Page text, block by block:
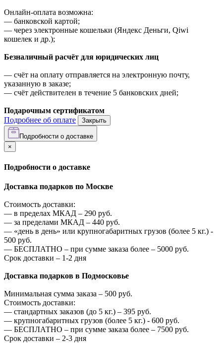
Онлайн-оплата возможна:
— банковской картой;
— через электронные кошельки (Яндекс Деньги, Qiwi
кошелек и др.);
Безналичный расчёт для юридических лиц
— счёт на оплату отправляется на электронную почту,
указанную в заказе;
— счёт действителен в течение 5 банковских дней;
Подарочным сертификатом
Подробнее об оплате
Закрыть
Подробности о доставке
×
Подробности о доставке
Доставка подарков по Москве
Стоимость доставки:
— в пределах МКАД – 290 руб.
— за пределами МКАД – 440 руб.
— «день в день» или крупногабаритных грузов (более 5 кг.) -
500 руб.
— БЕСПЛАТНО – при сумме заказа более – 5000 руб.
Срок доставки – 1-2 дня
Доставка подарков в Подмосковье
Минимальная сумма заказа – 500 руб.
Стоимость доставки:
— стандартных заказов (до 5 кг.) – 395 руб.
— крупногабаритных грузов (более 5 кг.) - 600 руб.
— БЕСПЛАТНО – при сумме заказа более – 7500 руб.
Срок доставки – 2-3 дня